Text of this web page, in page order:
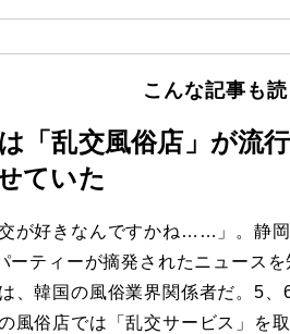
こんな記事も
「乱交風俗店」が流
ていた
交が好きなんですかね……」。静
ーティーが摘発されたニュースを
、韓国の風俗業界関係者だ。5、
風俗店では「乱交サービス」を取